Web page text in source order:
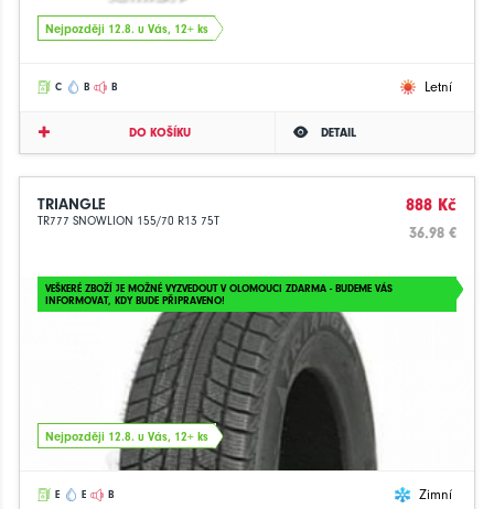
Nejpozději 12.8. u Vás, 12+ ks
C B B Letní
DO KOŠÍKU DETAIL
TRIANGLE
TR777 SNOWLION 155/70 R13 75T
888 Kč
36.98 €
VEŠKERÉ ZBOŽÍ JE MOŽNÉ VYZVEDOUT V OLOMOUCI ZDARMA - BUDEME VÁS
INFORMOVAT, KDY BUDE PŘIPRAVENO!
Nejpozději 12.8. u Vás, 12+ ks
E E B Zimní